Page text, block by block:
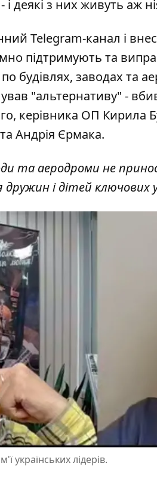
і деякі з них живуть аж
Telegram-канал і
підтримують та
будівлях, заводах та
"альтернативу" -
керівника ОП Кирила
Андрія Єрмака.
та аеродроми не
і дітей ключових
українських лідерів.